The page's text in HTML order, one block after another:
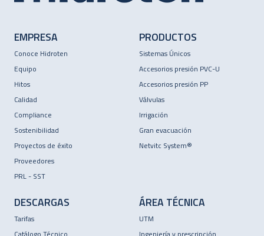
EMPRESA
Conoce Hidroten
Equipo
Hitos
Calidad
Compliance
Sostenibilidad
Proyectos de éxito
Proveedores
PRL - SST
PRODUCTOS
Sistemas Únicos
Accesorios presión PVC-U
Accesorios presión PP
Válvulas
Irrigación
Gran evacuación
Netvitc System®
DESCARGAS
Tarifas
ÁREA TÉCNICA
UTM